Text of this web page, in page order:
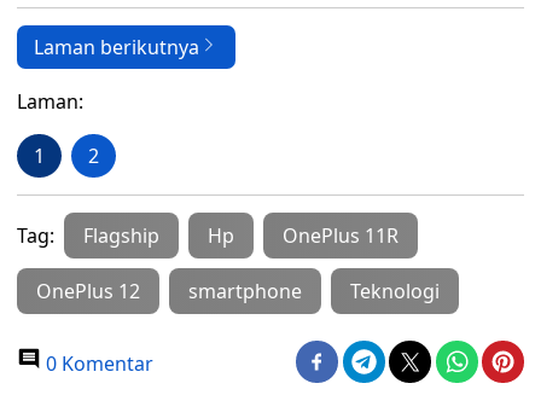
Laman berikutnya
Laman:
1 2
Tag: Flagship Hp OnePlus 11R
OnePlus 12 smartphone Teknologi
0 Komentar